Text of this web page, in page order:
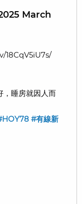
March
18CqV5iU7s/
，睡房就因人而
#有線新